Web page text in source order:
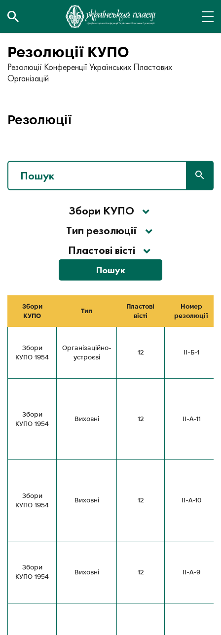
Резолюції КУПО
Резолюції Конференції Українських Пластових
Організацій
Резолюції
Збори КУПО
Тип резолюції
Пластові вісті
Пошук
Збори
КУПО
Тип
Пластові
вісті
Номер
резолюції
Збори
КУПО 1954
Організаційно-
устроєві
12 ІІ-Б-1
Збори
КУПО 1954
Виховні 12 ІІ-А-11
Збори
КУПО 1954
Виховні 12 ІІ-А-10
Збори
КУПО 1954
Виховні 12 ІІ-А-9